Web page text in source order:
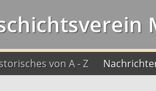
von A - Z